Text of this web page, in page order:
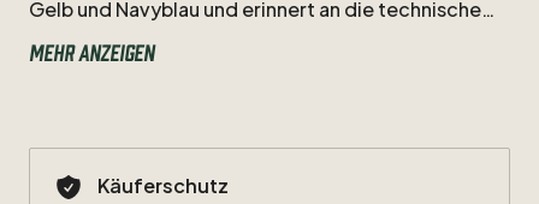
Gelbund Navyblau und erinnert an dietechnische
„Gunners“verzückte
dasdieÄraunterArsèneWengerunddasenorme
Mehr anzeigen
Käuferschutz